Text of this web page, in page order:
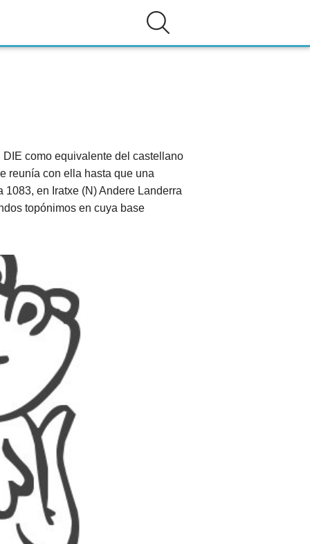
DIE como equivalente del castellano
reunía con ella hasta que una
en Iratxe (N) Andere Landerra
topónimos en cuya base